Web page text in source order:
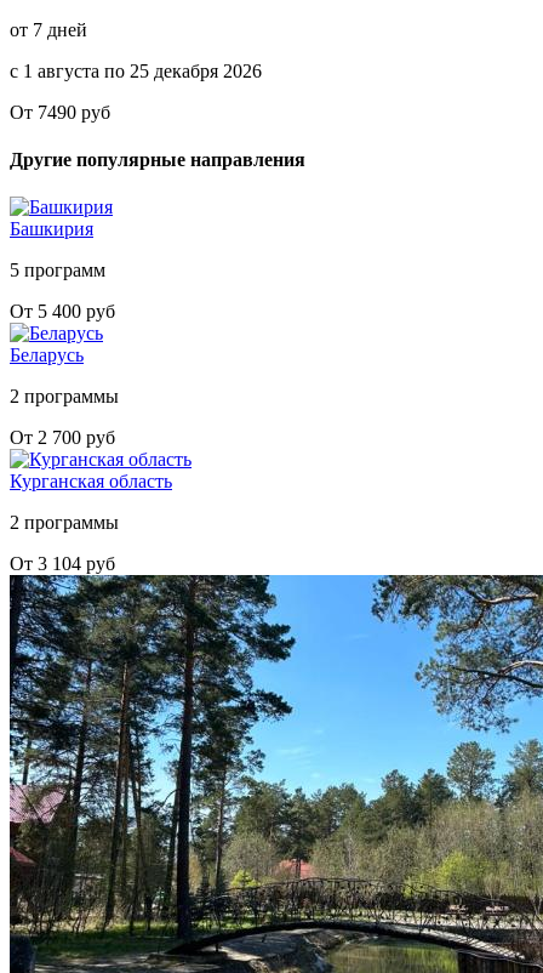
от 7 дней
с 1 августа по 25 декабря 2026
От 7490 руб
Другие популярные направления
Башкирия
5 программ
От 5 400 руб
Беларусь
2 программы
От 2 700 руб
Курганская область
2 программы
От 3 104 руб